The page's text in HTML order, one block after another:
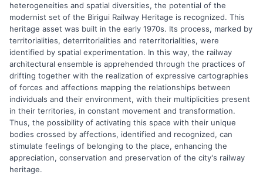
heterogeneities and spatial diversities, the potential of the
modernist set of the Birigui Railway Heritage is recognized. This
heritage asset was built in the early 1970s. Its process, marked by
territorialities, deterritorialities and reterritorialities, were
identified by spatial experimentation. In this way, the railway
architectural ensemble is apprehended through the practices of
drifting together with the realization of expressive cartographies
of forces and affections mapping the relationships between
individuals and their environment, with their multiplicities present
in their territories, in constant movement and transformation.
Thus, the possibility of activating this space with their unique
bodies crossed by affections, identified and recognized, can
stimulate feelings of belonging to the place, enhancing the
appreciation, conservation and preservation of the city's railway
heritage.